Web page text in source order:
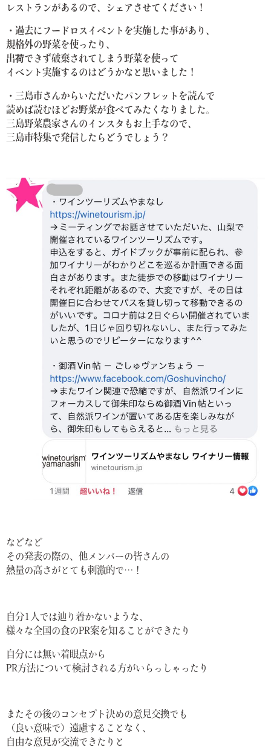
レストランがあるので、シェアさせてください！
・過去にフードロスイベントを実施した事があり、
規格外の野菜を使ったり、
出荷できず破棄されてしまう野菜を使って
イベント実施するのはどうかなと思いました！
・三島市さんからいただいたパンフレットを読んで
読めば読むほどお野菜が食べてみたくなりました。
三島野菜農家さんのインスタもお上手なので、
三島市特集で発信したらどうでしょう？
などなど
その発表の際の、他メンバーの皆さんの
熱量の高さがとても刺激的で…！
自分1人では辿り着かないような、
様々な全国の食のPR案を知ることができたり
自分には無い着眼点から
PR方法について検討される方がいらっしゃったり
またその後のコンセプト決めの意見交換でも
（良い意味で）遠慮することなく、
自由な意見が交流できたりと